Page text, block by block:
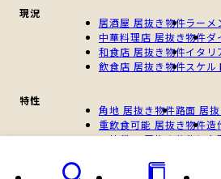
現況
居酒屋 居抜き物件ラーメ
中華料理店 居抜き物件ダ
和食店 居抜き物件イタリ
飲食店 居抜き物件スケル
特性
角地 居抜き物件路面 居
重飲食可能 居抜き物件造
一棟貸し 居抜き物件個人